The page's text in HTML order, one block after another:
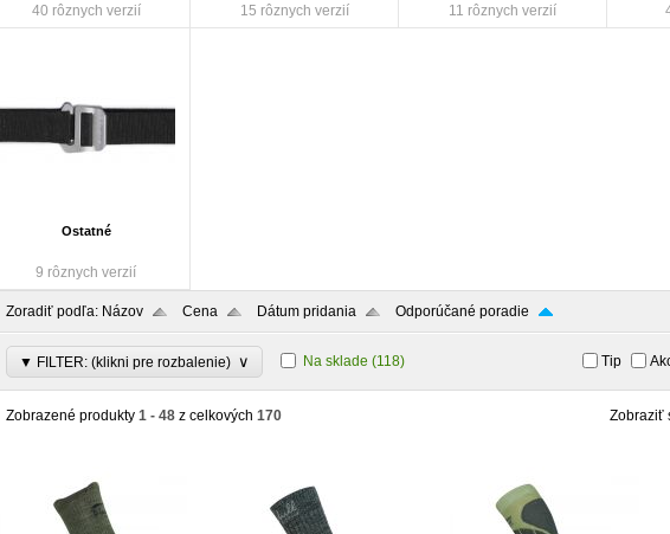
40 rôznych verzií 15 rôznych verzií 11 rôznych verzií
Ostatné
9 rôznych verzií
Zoradiť podľa: Názov Cena Dátum pridania Odporúčané poradie
▼ FILTER: (klikni pre rozbalenie) ∨ Na sklade (118) Tip
Zobrazené produkty 1 - 48 z celkových 170 Zobraziť